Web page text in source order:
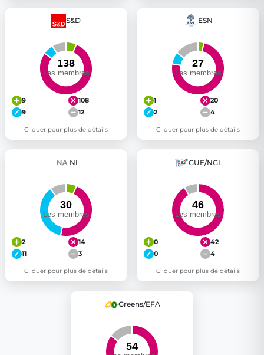
S&D
9
108
9
12
Cliquer pour plus de détails
ESN
1
20
2
4
Cliquer pour plus de détails
NI
2
14
11
3
Cliquer pour plus de détails
GUE/NGL
0
42
0
4
Cliquer pour plus de détails
Greens/EFA